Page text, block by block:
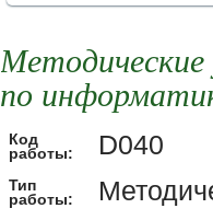
Методические
по
Код
работы:
D040
Тип
работы: